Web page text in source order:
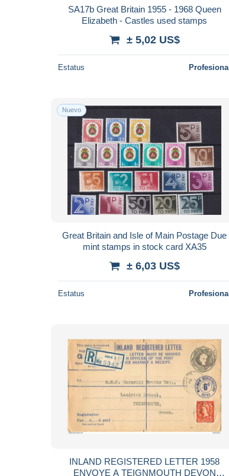
SA17b Great Britain 1955 - 1968 Queen
Elizabeth - Castles used stamps
± 5,02 US$
Estatus Profesional
Nuevo
Great Britain and Isle of Main Postage Due
mint stamps in stock card XA35
± 6,03 US$
Estatus Profesional
INLAND REGISTERED LETTER 1958
ENVOYE A TEIGNMOUTH DEVON